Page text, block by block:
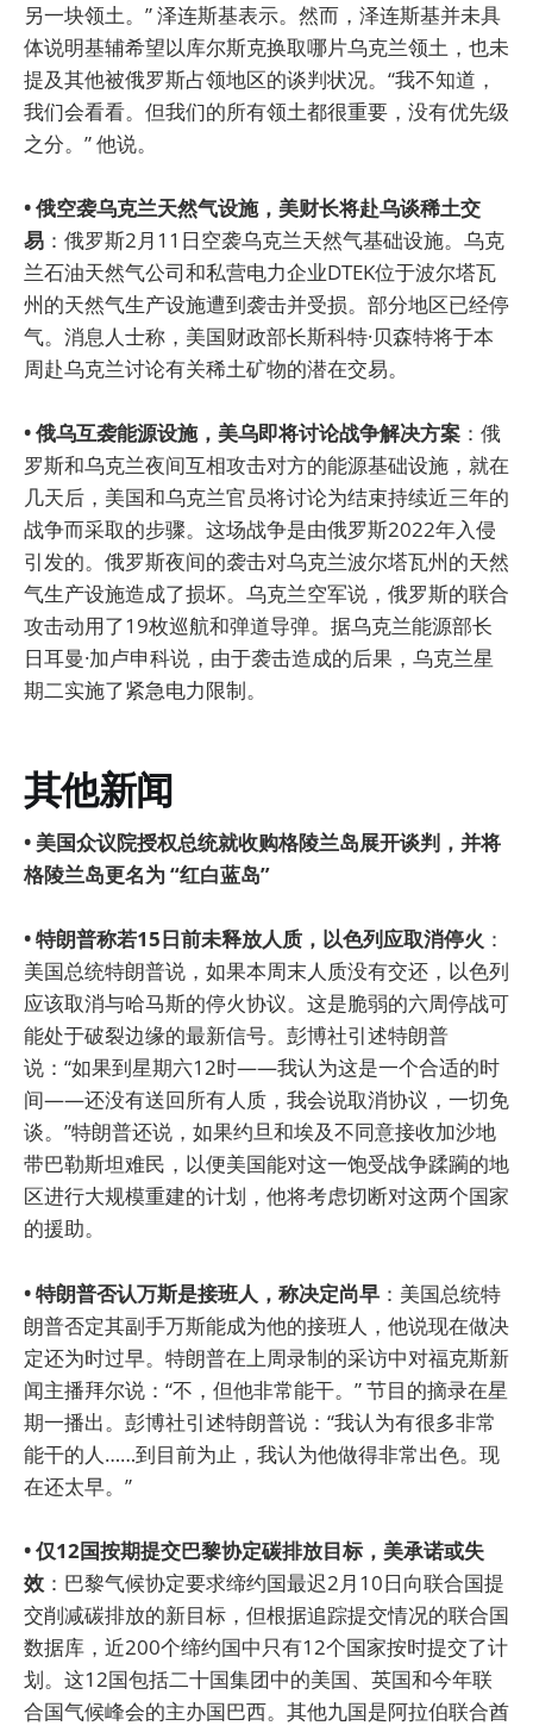
另一块领土。” 泽连斯基表示。然而，泽连斯基并未具
体说明基辅希望以库尔斯克换取哪片乌克兰领土，也未
提及其他被俄罗斯占领地区的谈判状况。“我不知道，
我们会看看。但我们的所有领土都很重要，没有优先级
之分。” 他说。
• 俄空袭乌克兰天然气设施，美财长将赴乌谈稀土交
易 ：俄罗斯2月11日空袭乌克兰天然气基础设施。乌克
兰石油天然气公司和私营电力企业DTEK位于波尔塔瓦
州的天然气生产设施遭到袭击并受损。部分地区已经停
气。消息人士称，美国财政部长斯科特·贝森特将于本
周赴乌克兰讨论有关稀土矿物的潜在交易。
• 俄乌互袭能源设施，美乌即将讨论战争解决方案 ：俄
罗斯和乌克兰夜间互相攻击对方的能源基础设施，就在
几天后，美国和乌克兰官员将讨论为结束持续近三年的
战争而采取的步骤。这场战争是由俄罗斯2022年入侵
引发的。俄罗斯夜间的袭击对乌克兰波尔塔瓦州的天然
气生产设施造成了损坏。乌克兰空军说，俄罗斯的联合
攻击动用了19枚巡航和弹道导弹。据乌克兰能源部长
日耳曼·加卢申科说，由于袭击造成的后果，乌克兰星
期二实施了紧急电力限制。
其他新闻
• 美国众议院授权总统就收购格陵兰岛展开谈判，并将
格陵兰岛更名为 “红白蓝岛”
• 特朗普称若15日前未释放人质，以色列应取消停火 ：
美国总统特朗普说，如果本周末人质没有交还，以色列
应该取消与哈马斯的停火协议。这是脆弱的六周停战可
能处于破裂边缘的最新信号。彭博社引述特朗普
说：“如果到星期六12时——我认为这是一个合适的时
间——还没有送回所有人质，我会说取消协议，一切免
谈。”特朗普还说，如果约旦和埃及不同意接收加沙地
带巴勒斯坦难民，以便美国能对这一饱受战争蹂躏的地
区进行大规模重建的计划，他将考虑切断对这两个国家
的援助。
• 特朗普否认万斯是接班人，称决定尚早 ：美国总统特
朗普否定其副手万斯能成为他的接班人，他说现在做决
定还为时过早。特朗普在上周录制的采访中对福克斯新
闻主播拜尔说：“不，但他非常能干。” 节目的摘录在星
期一播出。彭博社引述特朗普说：“我认为有很多非常
能干的人……到目前为止，我认为他做得非常出色。现
在还太早。”
• 仅12国按期提交巴黎协定碳排放目标，美承诺或失
效 ：巴黎气候协定要求缔约国最迟2月10日向联合国提
交削减碳排放的新目标，但根据追踪提交情况的联合国
数据库，近200个缔约国中只有12个国家按时提交了计
划。这12国包括二十国集团中的美国、英国和今年联
合国气候峰会的主办国巴西。其他九国是阿拉伯联合酋